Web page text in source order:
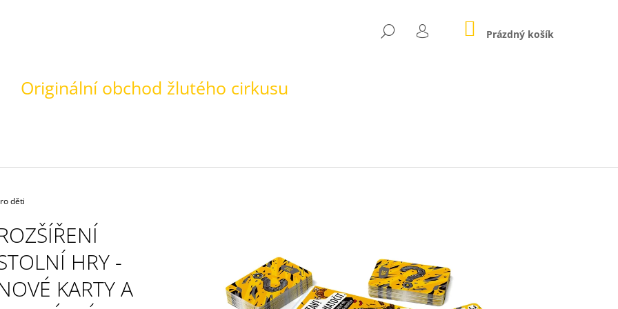
HLEDAT
PŘIHLÁŠENÍ
NÁKUPNÍ
KOŠÍK
Prázdný košík
Originální obchod žlutého cirkusu
děti
HRY -
KARTY A
CO POTŘEBUJETE NAJÍT?
720 Kč
800 Kč